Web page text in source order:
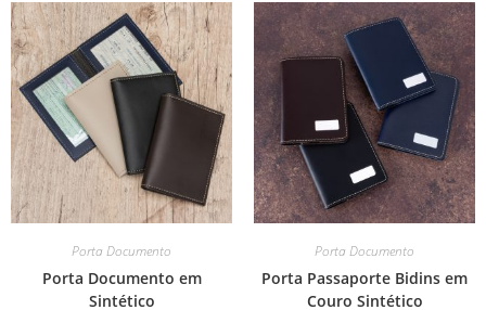
Porta Documento
Porta Documento em
Sintético
Porta Documento
Porta Passaporte Bidins em
Couro Sintético